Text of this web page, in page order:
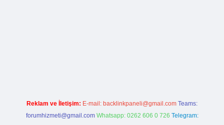
Reklam ve İletişim: E-mail: backlinkpaneli@gmail.com Teams:
forumhizmeti@gmail.com Whatsapp: 0262 606 0 726 Telegram: